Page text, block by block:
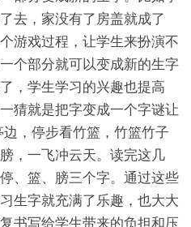
去，家没有了房盖就成了
游戏过程，让学生来扮演不
个部分就可以变成新的生字
，学生学习的兴趣也提高
猜就是把字变成一个字谜让
，停步看竹篮，竹篮竹子
，一飞冲云天。读完这几
、篮、膀三个字。通过这些
生字就充满了乐趣，也大大
书写给学生带来的负担和压